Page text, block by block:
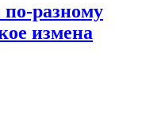
разному
измена